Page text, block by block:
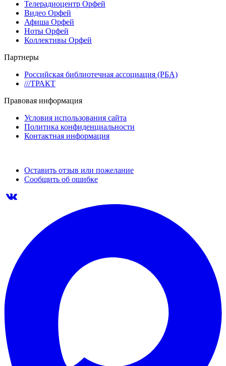
Телерадиоцентр Орфей
Видео Орфей
Афиша Орфей
Ноты Орфей
Коллективы Орфей
Партнеры
Российская библиотечная ассоциация (РБА)
///ТРАКТ
Правовая информация
Условия использования сайта
Политика конфиденциальности
Контактная информация
Оставить отзыв или пожелание
Сообщить об ошибке